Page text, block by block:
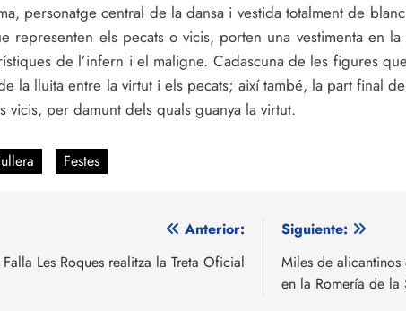
personatge central de la dansa i vestida totalment de
representen els pecats o vicis, porten una vestimenta en
de l’infern i el maligne. Cadascuna de les figures
la lluita entre la virtut i els pecats; així també, la part final
vicis, per damunt dels quals guanya la virtut.
Festes
Anterior:
Falla Les Roques realitza la Treta Oficial
Siguiente:
Miles de
en la Romería de la